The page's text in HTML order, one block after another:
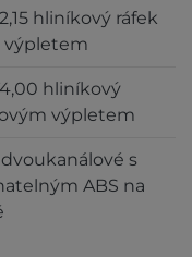
hliníkový ráfek
výpletem
hliníkový
výpletem
s
ABS na